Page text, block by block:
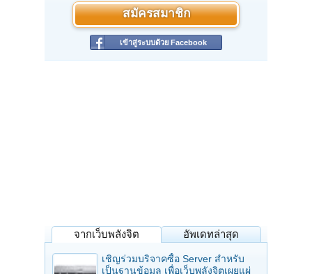
สมัครสมาชิก
เข้าสู่ระบบด้วย Facebook
จากเว็บพลังจิต อัพเดทล่าสุด
เชิญร่วมบริจาคซื้อ Server สำหรับ
เป็นฐานข้อมูล เพื่อเว็บพลังจิตเผยแผ่